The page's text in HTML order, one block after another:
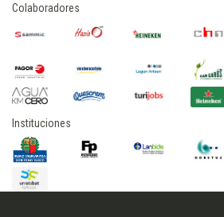
Colaboradores
Instituciones